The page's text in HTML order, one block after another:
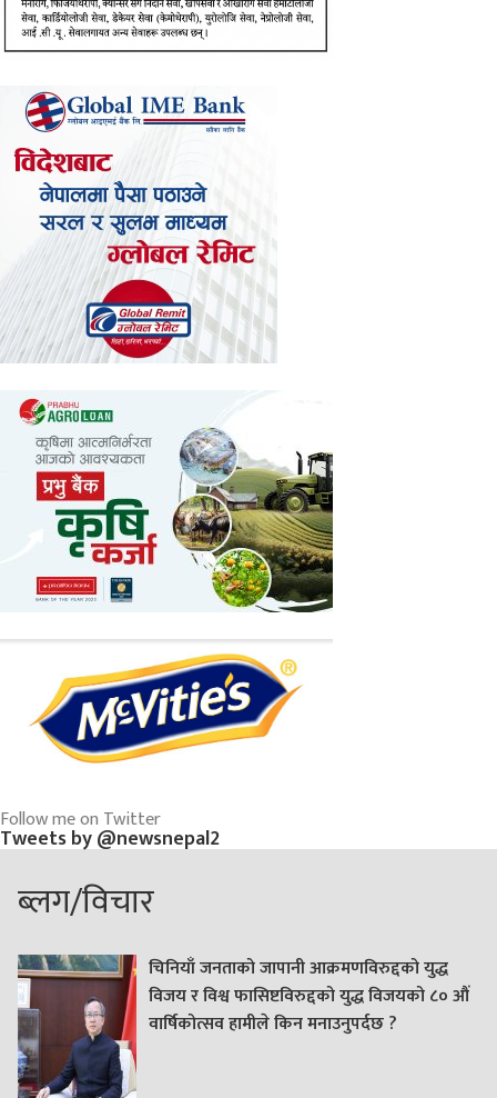
Follow me on Twitter
Tweets by @newsnepal2
ब्लग/विचार
चिनियाँ जनताको जापानी आक्रमणविरुद्दको युद्ध
विजय र विश्व फासिष्टविरुद्दको युद्ध विजयको ८० औं
वार्षिकोत्सव हामीले किन मनाउनुपर्दछ ?